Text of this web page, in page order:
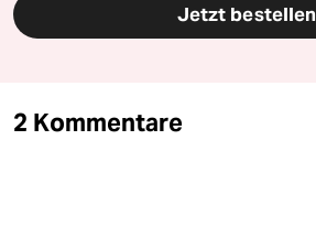
Jetzt bestellen
2 Kommentare